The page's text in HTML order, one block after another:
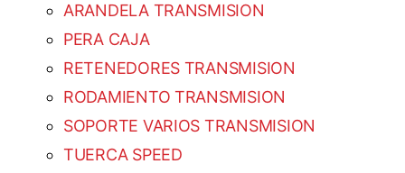
ARANDELA TRANSMISION
PERA CAJA
RETENEDORES TRANSMISION
RODAMIENTO TRANSMISION
SOPORTE VARIOS TRANSMISION
TUERCA SPEED